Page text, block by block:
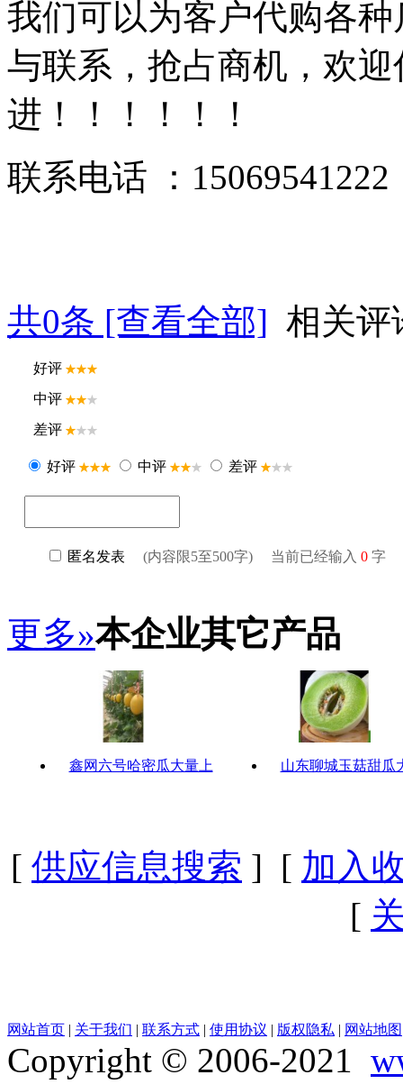
我们可以为客户代购各
与联系，抢占商机，欢
进！！！！！！
联系电话 ：15069541222
共0条 [查看全部] 相关评
更多»本企业其它产品
鑫网六号哈密瓜大量上 山东聊城玉菇甜瓜
[ 供应信息搜索 ] [ 加入
[
网站首页 | 关于我们 | 联系方式 | 使用协议 | 版权隐私 | 网站地图
Copyright © 2006-2021